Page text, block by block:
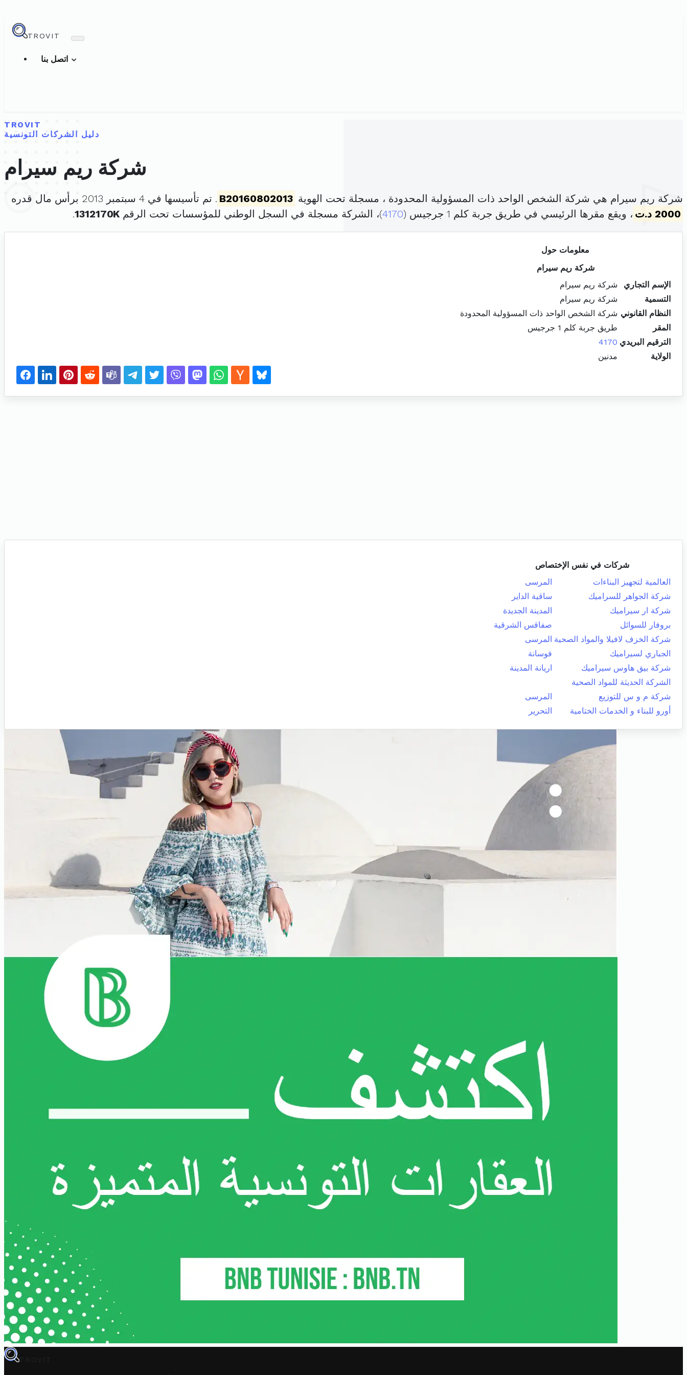
TROVIT
TROVIT
دليل الشركات التونسية
شركة ريم سيرام
شركة ريم سيرام هي شركة الشخص الواحد ذات المسؤولية المحدودة ، مسجلة تحت الهوية B20160802013 . تم تأسيسها في 4 سبتمبر 2013 برأس مال قدره
2000 د.ت
، ويقع مقرها الرئيسي في طريق جربة كلم 1 جرجيس ( 4170)، الشركة مسجلة في السجل الوطني للمؤسسات تحت الرقم 1312170K
.
معلومات حول
شركة ريم سيرام
الإسم التجاري
شركة ريم سيرام
التسمية
شركة ريم سيرام
النظام القانوني شركة الشخص الواحد ذات المسؤولية المحدودة
المقر
طريق جربة كلم 1 جرجيس
الترقيم البريدي 4170
الولاية
مدنين
شركات في نفس الإختصاص
العالمية لتجهيز البناءات
المرسى
شركة الجواهر للسراميك
ساقية الداير
شركة ار سيراميك
المدينة الجديدة
بروفار للسوائل
صفاقس الشرقية
شركة الخزف لافيلا والمواد الصحية المرسى
الجباري لسيراميك
فوسانة
شركة بيق هاوس سيراميك
اريانة المدينة
الشركة الحديثة للمواد الصحية
شركة م و س للتوزيع
المرسى
أورو للبناء و الخدمات الختامية
التحرير
TROVIT